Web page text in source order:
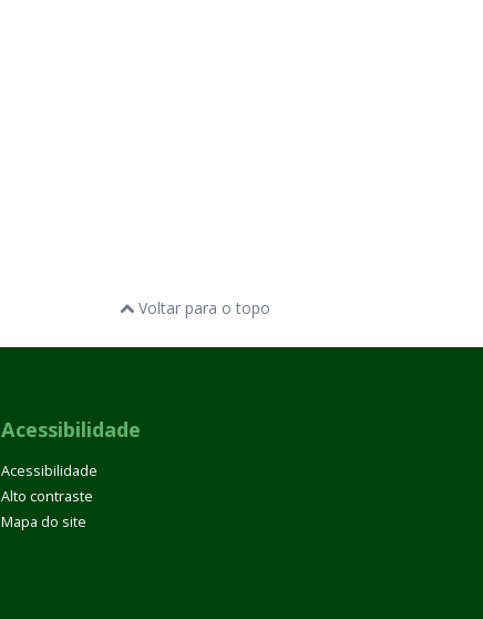
Voltar para o topo
Acessibilidade
Acessibilidade
Alto contraste
Mapa do site